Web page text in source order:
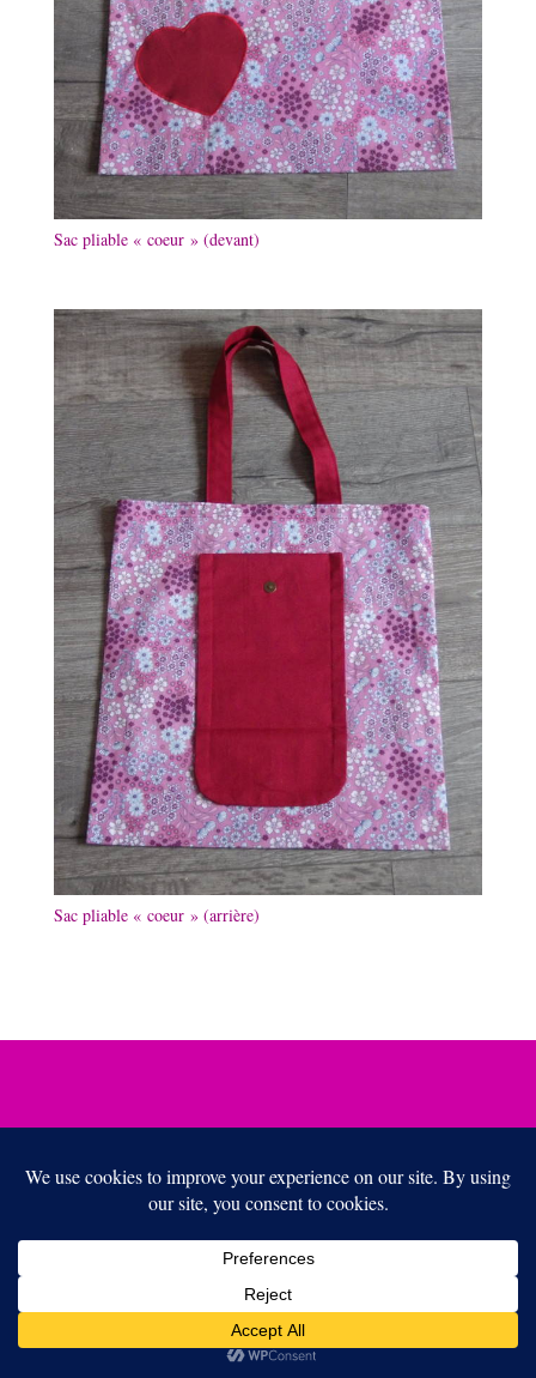
Sac pliable « coeur » (devant)
Sac pliable « coeur » (arrière)